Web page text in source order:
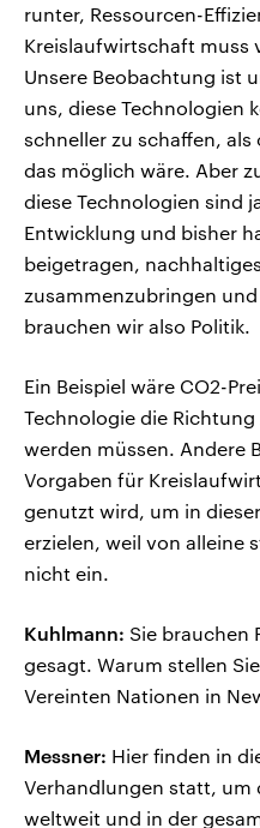
runter, Ressourcen-
Kreislaufwirtschaft muss
Unsere Beobachtung ist
uns, diese Technologien
schneller zu schaffen,
das möglich wäre. Aber
diese Technologien sind
Entwicklung und bisher
beigetragen,
zusammenzubringen
brauchen wir also Politik.
Ein Beispiel wäre CO2-
Technologie die
werden müssen. Andere
Vorgaben für
genutzt wird, um in
erzielen, weil von alleine
nicht ein.
Kuhlmann: Sie brauchen
gesagt. Warum stellen
Vereinten Nationen in
Messner: Hier finden in
Verhandlungen statt, um
weltweit und in der